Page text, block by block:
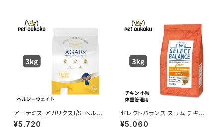
アーテミス アガリクスI/S ヘル
シーウェイト 小粒 3kg 81336
¥5,720
セレクトバランス スリム チキン
小粒 成犬用の体重管理用 3kg
¥5,060